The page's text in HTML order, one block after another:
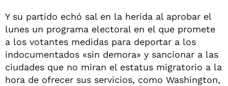
Y su partido echó sal en la herida al aprobar el
lunes un programa electoral en el que promete
a los votantes medidas para deportar a los
indocumentados «sin demora» y sancionar a las
ciudades que no miran el estatus migratorio a la
hora de ofrecer sus servicios, como Washington,